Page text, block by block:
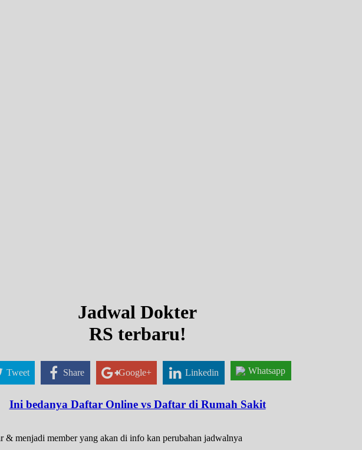
Jadwal Dokter
RS terbaru!
Tweet Share Google+ Linkedin Whatsapp
Ini bedanya Daftar Online vs Daftar di Rumah Sakit
& menjadi member yang akan di info kan perubahan jadwalnya